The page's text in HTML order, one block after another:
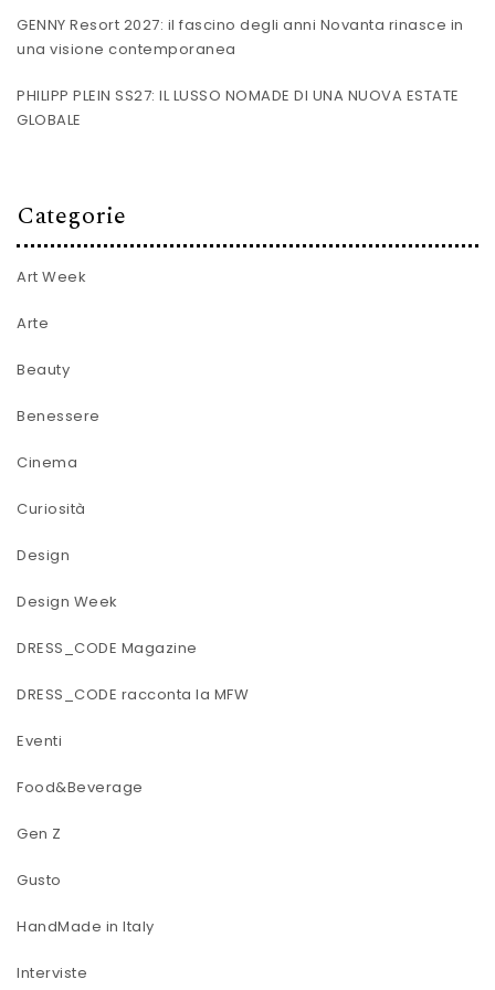
GENNY Resort 2027: il fascino degli anni Novanta rinasce in
una visione contemporanea
PHILIPP PLEIN SS27: IL LUSSO NOMADE DI UNA NUOVA ESTATE
GLOBALE
Categorie
Art Week
Arte
Beauty
Benessere
Cinema
Curiosità
Design
Design Week
DRESS_CODE Magazine
DRESS_CODE racconta la MFW
Eventi
Food&Beverage
Gen Z
Gusto
HandMade in Italy
Interviste